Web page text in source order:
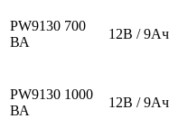
PW9130 700
ВА
12В / 9Ач
PW9130 1000
ВА
12В / 9Ач